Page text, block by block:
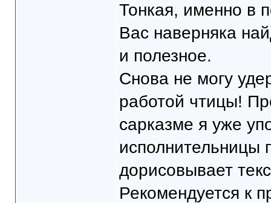
Тонкая, именно в
Вас наверняка
и полезное.
Снова не могу
работой чтицы!
сарказме я уже
исполнительницы
дорисовывает
Рекомендуется к